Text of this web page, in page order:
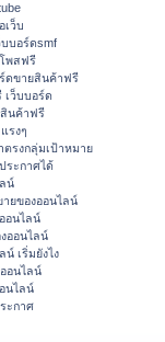
เว็บ
บอร์ดsmf
พสฟรี
ดขายสินค้าฟรี
เว็บบอร์ด
สินค้าฟรี
รงๆ
รงกลุ่มเป้าหมาย
ระกาศได้
น์
ยของออนไลน์
อนไลน์
ออนไลน์
น์ เริ่มยังไง
อนไลน์
นไลน์
ะกาศ